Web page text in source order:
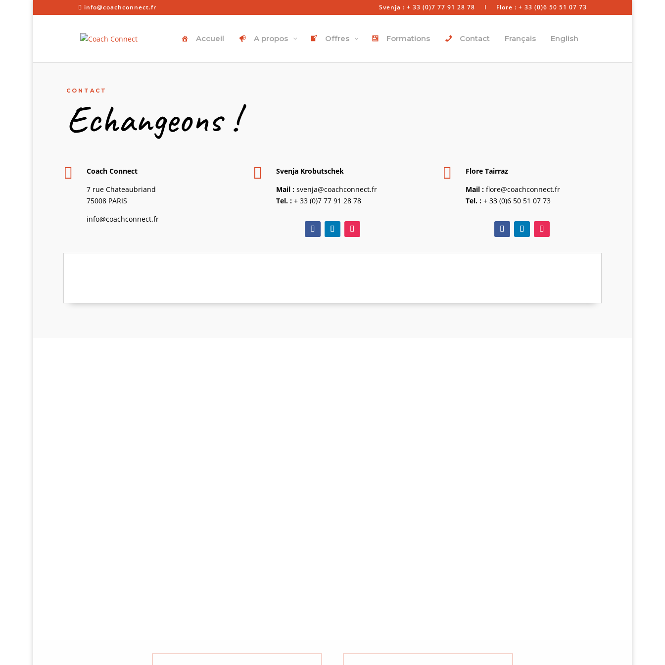
info@coachconnect.fr Svenja : + 33 (0)7 77 91 28 78 I Flore : + 33 (0)6 50 51 07 73
Accueil A propos Offres Formations Contact Français English
CONTACT
Echangeons !

Coach Connect
7 rue Chateaubriand
75008 PARIS
info@coachconnect.fr

Svenja Krobutschek
Mail : svenja@coachconnect.fr
Tel. :+ 33 (0)7 77 91 28 78

Flore Tairraz
Mail : flore@coachconnect.fr
Tel. :+ 33 (0)6 50 51 07 73